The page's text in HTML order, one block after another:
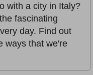
with a city in Italy?
fascinating
day. Find out
ways that we're